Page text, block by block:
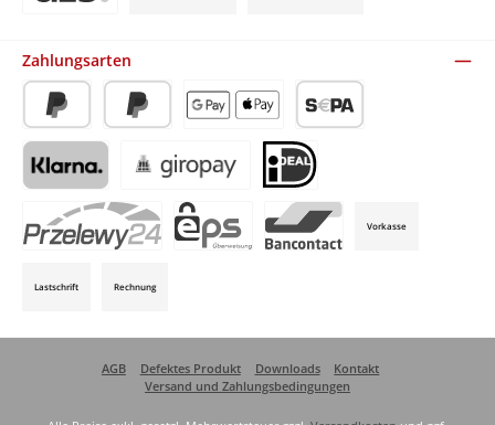
Zahlungsarten
PayPal Später BezahlenApple Pay / Google Pay (via Stripe)
SEPA-Lastschrift (via Stripe)
Klarna (via Stripe)Giropay (via Stripe) iDeal (via Stripe)
Vorkasse
Lastschrift Rechnung
AGB Defektes Produkt Downloads
Kontakt
Versand und Zahlungsbedingungen